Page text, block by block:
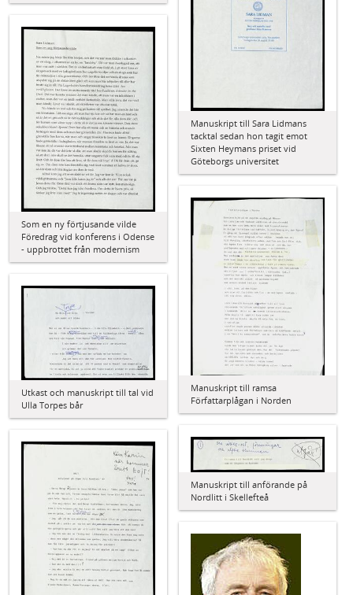
Manuskript till Sara Lidmans
tacktal sedan hon tagit emot
Sixten Heymans priset vid
Göteborgs universitet
Som en ny förtjusande vilde
Föredrag vid konferens i Odense
- uppbrottet från modernism
Manuskript till ramsa
Författarplågan i Norden
Utkast och manuskript till tal vid
Ulla Torpes bår
Manuskript till anförande på
Nordlitt i Skellefteå